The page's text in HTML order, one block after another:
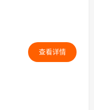
查看详情